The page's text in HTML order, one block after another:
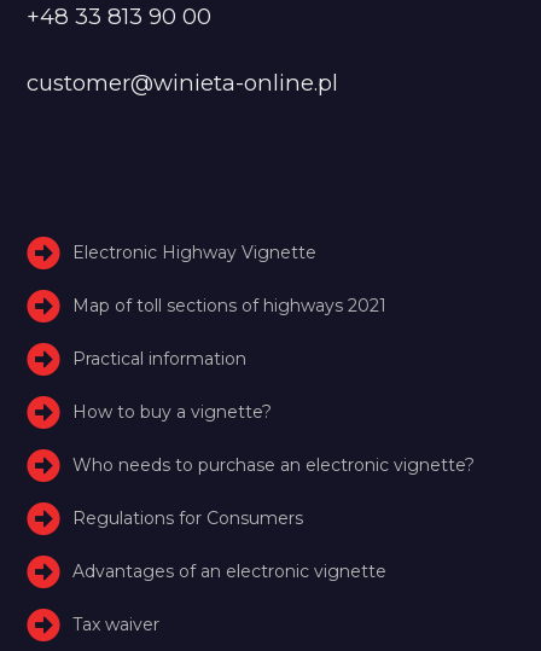
+48 33 813 90 00
customer@winieta-online.pl
Electronic Highway Vignette
Map of toll sections of highways 2021
Practical information
How to buy a vignette?
Who needs to purchase an electronic vignette?
Regulations for Consumers
Advantages of an electronic vignette
Tax waiver